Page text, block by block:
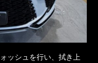
ッシュを行い、拭き上